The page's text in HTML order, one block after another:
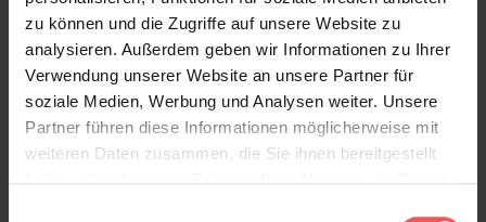
zu können und die Zugriffe auf unsere Website zu
analysieren. Außerdem geben wir Informationen zu Ihrer
Verwendung unserer Website an unsere Partner für
soziale Medien, Werbung und Analysen weiter. Unsere
Partner führen diese Informationen möglicherweise mit
weiteren Daten zusammen, die Sie ihnen bereitgestellt
haben oder die sie im Rahmen Ihrer Nutzung der Dienste